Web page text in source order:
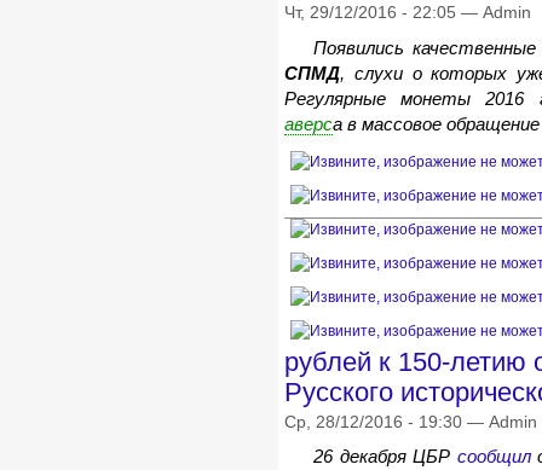
Чт, 29/12/2016 - 22:05 — Admin
Появились
СПМД, слухи о которых
Регулярные монеты 2016
аверса в массовое
рублей к 150-летию
Русского
Ср, 28/12/2016 - 19:30 — Admin
26 декабря ЦБР сообщил